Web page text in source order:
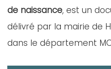
de naissance, est un
délivré par la mairie de
dans le département